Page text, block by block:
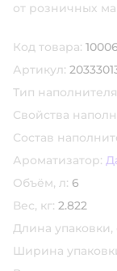
от розничных
Код товара:
Артикул:
Тип
Свойства
Состав
Ароматизатор:
Объём, л: 6
Вес, кг: 2.822
Длина упаковки,
Ширина